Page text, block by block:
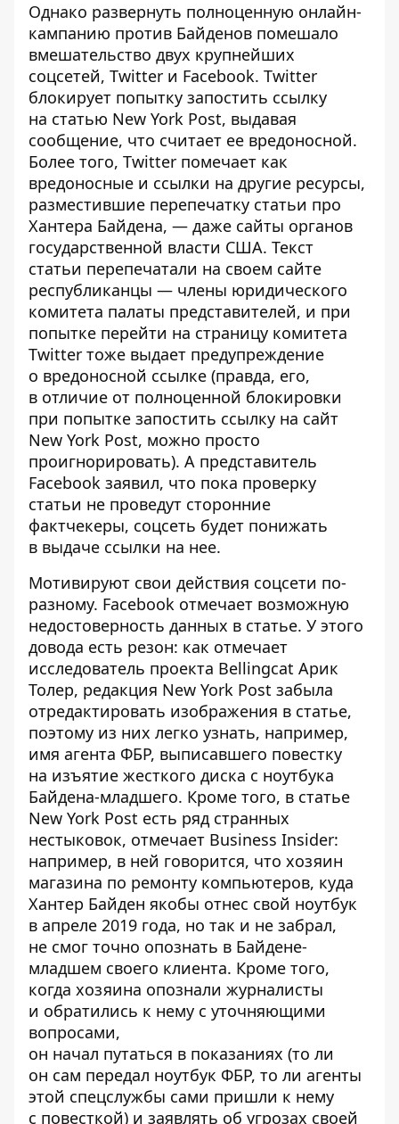
Однако развернуть полноценную онлайн-
кампанию против Байденов помешало
вмешательство двух крупнейших
соцсетей, Twitter и Facebook. Twitter
блокирует попытку запостить ссылку
на статью New York Post, выдавая
сообщение, что считает ее вредоносной.
Более того, Twitter помечает как
вредоносные и ссылки на другие ресурсы,
разместившие перепечатку статьи про
Хантера Байдена, — даже сайты органов
государственной власти США. Текст
статьи перепечатали на своем сайте
республиканцы — члены юридического
комитета палаты представителей, и при
попытке перейти на страницу комитета
Twitter тоже выдает предупреждение
о вредоносной ссылке (правда, его,
в отличие от полноценной блокировки
при попытке запостить ссылку на сайт
New York Post, можно просто
проигнорировать). А представитель
Facebook заявил, что пока проверку
статьи не проведут сторонние
фактчекеры, соцсеть будет понижать
в выдаче ссылки на нее.
Мотивируют свои действия соцсети по-
разному. Facebook отмечает возможную
недостоверность данных в статье. У этого
довода есть резон: как отмечает
исследователь проекта Bellingcat Арик
Толер, редакция New York Post забыла
отредактировать изображения в статье,
поэтому из них легко узнать, например,
имя агента ФБР, выписавшего повестку
на изъятие жесткого диска с ноутбука
Байдена-младшего. Кроме того, в статье
New York Post есть ряд странных
нестыковок, отмечает Business Insider:
например, в ней говорится, что хозяин
магазина по ремонту компьютеров, куда
Хантер Байден якобы отнес свой ноутбук
в апреле 2019 года, но так и не забрал,
не смог точно опознать в Байдене-
младшем своего клиента. Кроме того,
когда хозяина опознали журналисты
и обратились к нему с уточняющими
вопросами,
он начал путаться в показаниях (то ли
он сам передал ноутбук ФБР, то ли агенты
этой спецслужбы сами пришли к нему
с повесткой) и заявлять об угрозах своей